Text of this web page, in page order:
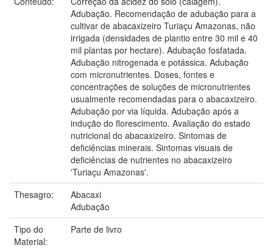
Adubação. Recomendação de adubação para a
cultivar de abacaxizeiro Turiaçu Amazonas, não
irrigada (densidades de plantio entre 30 mil e 40
mil plantas por hectare). Adubação fosfatada.
Adubação nitrogenada e potássica. Adubação
com micronutrientes. Doses, fontes e
concentrações de soluções de micronutrientes
usualmente recomendadas para o abacaxizeiro.
Adubação por via líquida. Adubação após a
indução do florescimento. Avaliação do estado
nutricional do abacaxizeiro. Sintomas de
deficiências minerais. Sintomas visuais de
deficiências de nutrientes no abacaxizeiro
'Turiaçu Amazonas'.
Thesagro:
Abacaxi
Adubação
Tipo do
Material:
Parte de livro